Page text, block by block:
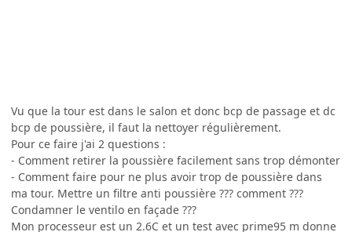
Vu que la tour est dans le salon et donc bcp de passage et dc
bcp de poussière, il faut la nettoyer régulièrement.
Pour ce faire j'ai 2 questions :
- Comment retirer la poussière facilement sans trop démonter
- Comment faire pour ne plus avoir trop de poussière dans
ma tour. Mettre un filtre anti poussière ??? comment ???
Condamner le ventilo en façade ???
Mon processeur est un 2.6C et un test avec prime95 m donne